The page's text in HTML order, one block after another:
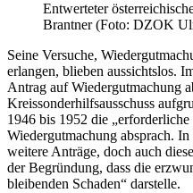
Entwerteter
Brantner (Foto: DZOK
Seine Versuche,
erlangen, blieben aussichtslos.
Antrag auf Wiedergutmachung
Kreissonderhilfsausschuss
1946 bis 1952 die
Wiedergutmachung absprach.
weitere Anträge, doch auch
der Begründung, dass die
bleibenden Schaden“ darstelle.